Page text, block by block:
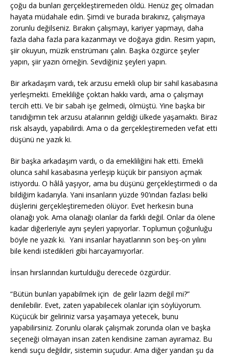
çoğu da bunları gerçekleştiremeden öldü. Henüz geç olmadan
hayata müdahale edin. Şimdi ve burada bırakınız, çalışmaya
zorunlu değilseniz. Bırakın çalışmayı, kariyer yapmayı, daha
fazla daha fazla para kazanmayı ve doğaya gidin. Resim yapın,
şiir okuyun, müzik enstrümanı çalın. Başka özgürce şeyler
yapın, şiir yazın örneğin. Sevdiğiniz şeyleri yapın.
Bir arkadaşım vardı, tek arzusu emekli olup bir sahil kasabasına
yerleşmekti. Emekliliğe çoktan hakkı vardı, ama o çalışmayı
tercih etti. Ve bir sabah işe gelmedi, ölmüştü. Yine başka bir
tanıdığımın tek arzusu atalarının geldiği ülkede yaşamaktı. Biraz
risk alsaydı, yapabilirdi. Ama o da gerçekleştiremeden vefat etti
düşünü ne yazık ki.
Bir başka arkadaşım vardı, o da emekliliğini hak etti. Emekli
olunca sahil kasabasına yerleşip küçük bir pansiyon açmak
istiyordu. O hâlâ yaşıyor, ama bu düşünü gerçekleştirmedi o da
bildiğim kadarıyla. Yani insanların yüzde 90’ından fazlası belki
düşlerini gerçekleştiremeden ölüyor. Evet herkesin buna
olanağı yok. Ama olanağı olanlar da farklı değil. Onlar da ölene
kadar diğerleriyle aynı şeyleri yapıyorlar. Toplumun çoğunluğu
böyle ne yazık ki. Yani insanlar hayatlarının son beş-on yılını
bile kendi istedikleri gibi harcayamıyorlar.
İnsan hırslarından kurtulduğu derecede özgürdür.
“Bütün bunları yapabilmek için de gelir lazım değil mi?”
denilebilir. Evet, zaten yapabilecek olanlar için söylüyorum.
Küçücük bir geliriniz varsa yaşamaya yetecek, bunu
yapabilirsiniz. Zorunlu olarak çalışmak zorunda olan ve başka
seçeneği olmayan insan zaten kendisine zaman ayıramaz. Bu
kendi suçu değildir, sistemin suçudur. Ama diğer yandan şu da